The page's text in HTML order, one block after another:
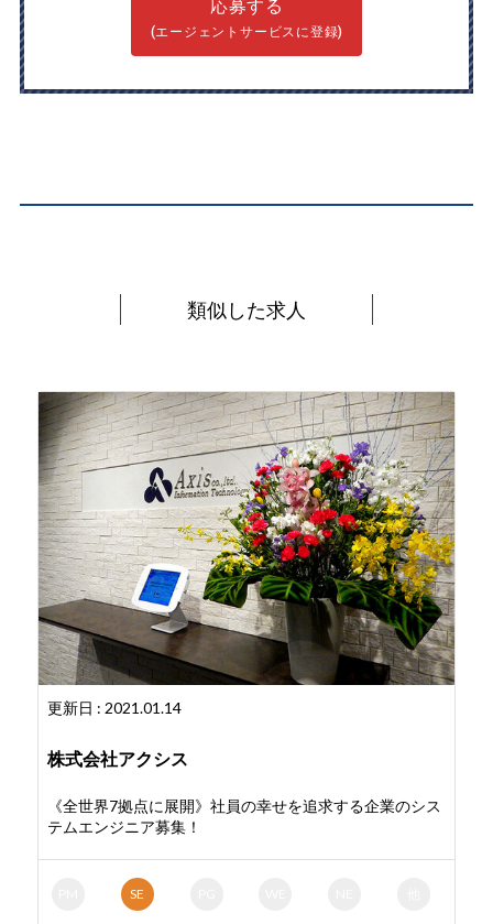
応募する
(エージェントサービスに登録)
類似した求人
更新日 : 2021.01.14
株式会社アクシス
《全世界7拠点に展開》社員の幸せを追求する企業のシス
テムエンジニア募集！
SE